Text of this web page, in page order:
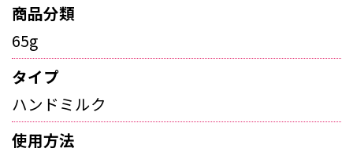
商品分類
65g
タイプ
ハンドミルク
使用方法